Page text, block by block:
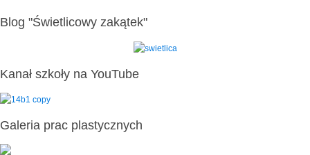
Blog "Świetlicowy zakątek"
Kanał szkoły na YouTube
Galeria prac plastycznych